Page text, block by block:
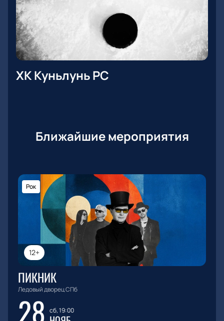
ХК Куньлунь РС
Ближайшие мероприятия
12+
Рок
ПИКНИК
Ледовый дворец СПб
28 сб, 19:00